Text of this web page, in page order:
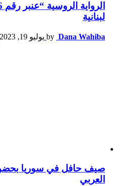
لبنانية
by Dana Wahiba يوليو 19, 2023, 2:32 م
صيف حافل في سوريا بحضور
العربي